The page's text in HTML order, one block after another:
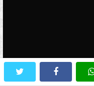
facebook